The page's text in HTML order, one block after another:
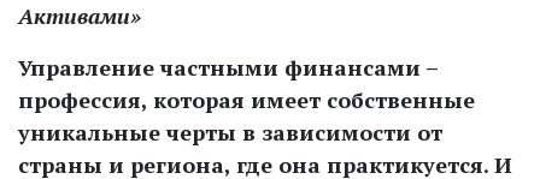
Активами»
Управление частными финансами –
профессия, которая имеет собственные
уникальные черты в зависимости от
страны и региона, где она практикуется. И